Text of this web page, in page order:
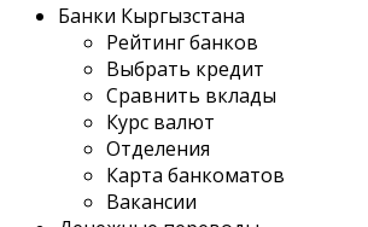
Банки Кыргызстана
Рейтинг банков
Выбрать кредит
Сравнить вклады
Курс валют
Отделения
Карта банкоматов
Вакансии